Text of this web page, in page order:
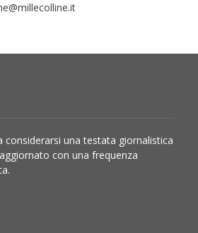
considerarsi una testata giornalistica
con una frequenza